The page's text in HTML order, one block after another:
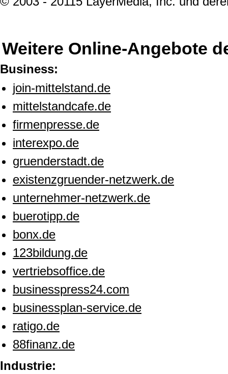
Weitere Online-Angebote
Business:
join-mittelstand.de
mittelstandcafe.de
firmenpresse.de
interexpo.de
gruenderstadt.de
existenzgruender-netzwerk.de
unternehmer-netzwerk.de
buerotipp.de
bonx.de
123bildung.de
vertriebsoffice.de
businesspress24.com
businessplan-service.de
ratigo.de
88finanz.de
Industrie: